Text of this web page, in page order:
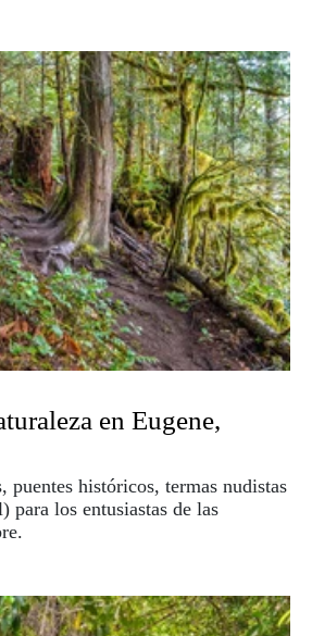
en Eugene,
puentes históricos, termas nudistas
para los entusiastas de las